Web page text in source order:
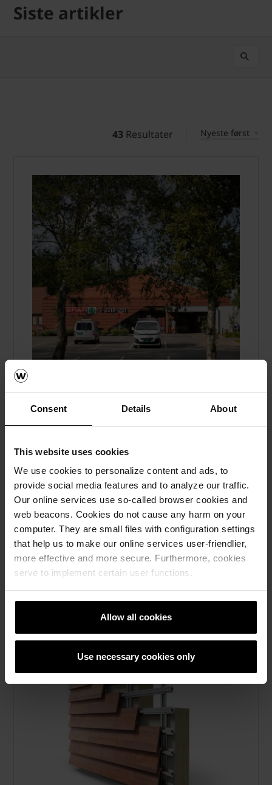
Consent Details About
This website uses cookies
We use cookies to personalize content and ads, to
provide social media features and to analyze our traffic.
Our online services use so-called browser cookies and
web beacons. Cookies do not cause any harm on your
computer. They are small files with configuration settings
that help us to make our online services user-friendlier,
more effective and more secure. Furthermore, cookies
serve to implement certain user functions.
Allow all cookies
Use necessary cookies only
Siste artikler
43 Resultater Nyeste først
Offiserporten: tegl forbinder tak og
fasade på ny butikk
Fredrikstad kombinerer moderne arkitektur
og historisk tilpasning med bekledningstegl
fra Wienerberger på tak og fasade.
Les mer
Takstein, Bekledningstegl, Referanser